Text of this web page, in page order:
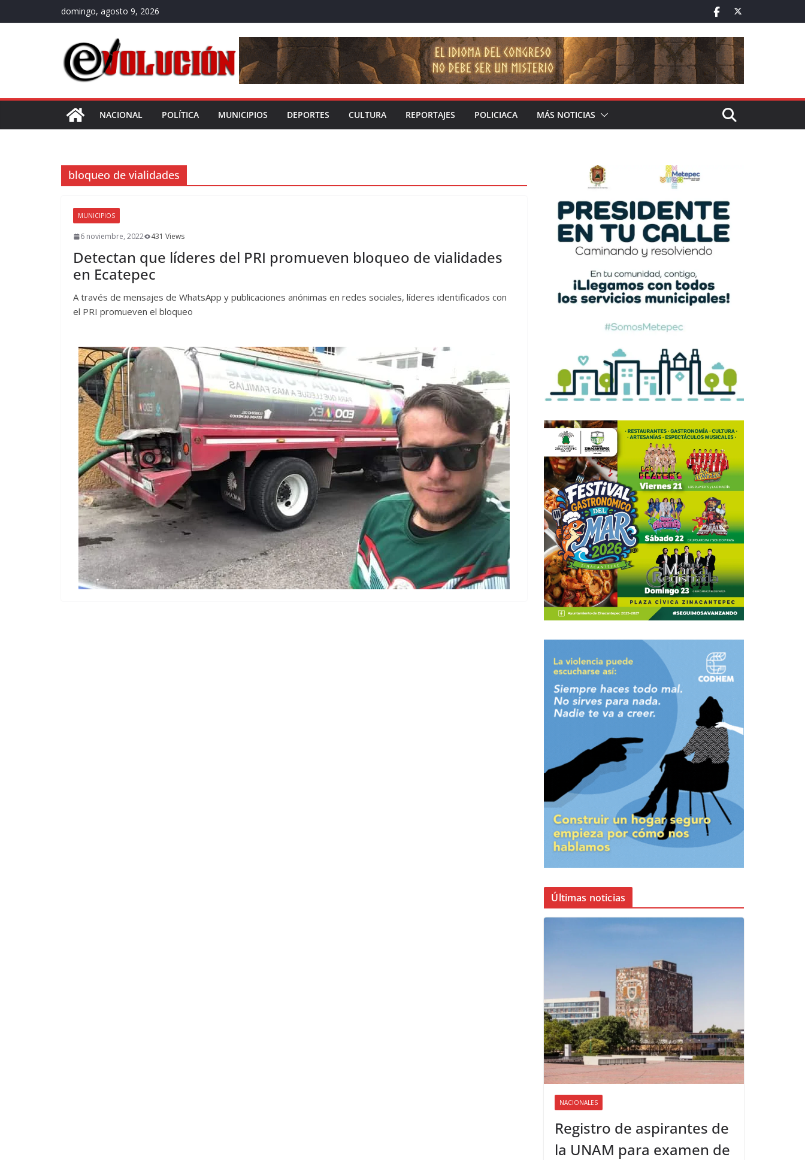
al
domingo, agosto 9, 2026
NACIONAL POLÍTICA MUNICIPIOS DEPORTES CULTURA REPORTAJES POLICIACA MÁS NOTICIAS
bloqueo de vialidades
MUNICIPIOS
6 noviembre, 2022 431 Views
Detectan que líderes del PRI promueven bloqueo de vialidades
en Ecatepec
A través de mensajes de WhatsApp y publicaciones anónimas en redes sociales, líderes identificados con
el PRI promueven el bloqueo
Últimas noticias
NACIONALES
Registro de aspirantes de
la UNAM para examen de